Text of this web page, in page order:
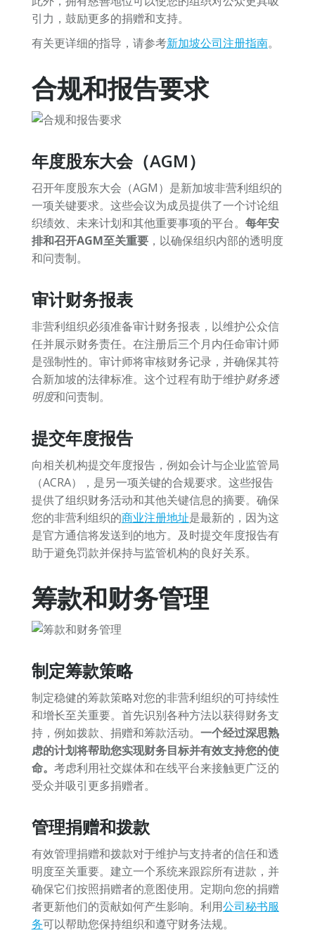
引力，鼓励更多的捐赠和支持。
有关更详细的指导，请参考新加坡公司注册指南。
合规和报告要求
年度股东大会（AGM）
召开年度股东大会（AGM）是新加坡非营利组织的
一项关键要求。这些会议为成员提供了一个讨论组
织绩效、未来计划和其他重要事项的平台。 每年安
排和召开AGM至关重要，以确保组织内部的透明度
和问责制。
审计财务报表
非营利组织必须准备审计财务报表，以维护公众信
任并展示财务责任。在注册后三个月内任命审计师
是强制性的。审计师将审核财务记录，并确保其符
合新加坡的法律标准。这个过程有助于维护财务透
明度和问责制。
提交年度报告
向相关机构提交年度报告，例如会计与企业监管局
（ACRA），是另一项关键的合规要求。这些报告
提供了组织财务活动和其他关键信息的摘要。确保
您的非营利组织的商业注册地址是最新的，因为这
是官方通信将发送到的地方。及时提交年度报告有
助于避免罚款并保持与监管机构的良好关系。
筹款和财务管理
制定筹款策略
制定稳健的筹款策略对您的非营利组织的可持续性
和增长至关重要。首先识别各种方法以获得财务支
持，例如拨款、捐赠和筹款活动。 一个经过深思熟
虑的计划将帮助您实现财务目标并有效支持您的使
命。 考虑利用社交媒体和在线平台来接触更广泛的
受众并吸引更多捐赠者。
管理捐赠和拨款
有效管理捐赠和拨款对于维护与支持者的信任和透
明度至关重要。建立一个系统来跟踪所有进款，并
确保它们按照捐赠者的意图使用。定期向您的捐赠
者更新他们的贡献如何产生影响。利用公司秘书服
务可以帮助您保持组织和遵守财务法规。